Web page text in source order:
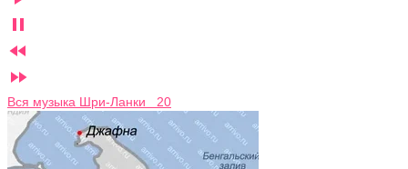



Вся музыка Шри-Ланки 20